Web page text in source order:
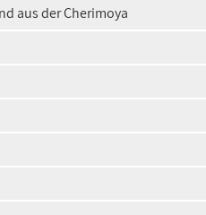
aus der Cherimoya